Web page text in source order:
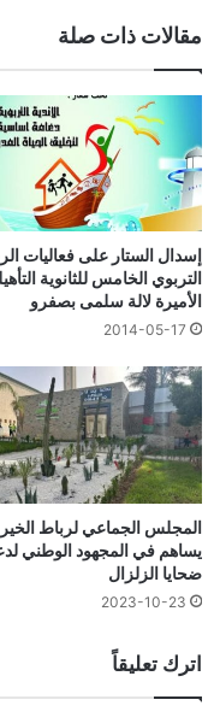
مقالات ذات صلة
إسدال الستار على فعاليات
التربوي الخامس للثانوية
الأميرة لالة سلمى بصفرو
2014-05-17
المجلس الجماعي لرباط الخير
يساهم في المجهود الوطني
ضحايا الزلزال
2023-10-23
اترك تعليقاً